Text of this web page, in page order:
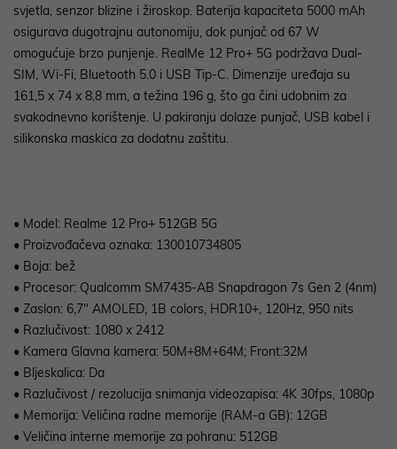
svjetla, senzor blizine i žiroskop. Baterija kapaciteta 5000 mAh
osigurava dugotrajnu autonomiju, dok punjač od 67 W
omogućuje brzo punjenje. RealMe 12 Pro+ 5G podržava Dual-
SIM, Wi-Fi, Bluetooth 5.0 i USB Tip-C. Dimenzije uređaja su
161,5 x 74 x 8,8 mm, a težina 196 g, što ga čini udobnim za
svakodnevno korištenje. U pakiranju dolaze punjač, USB kabel i
silikonska maskica za dodatnu zaštitu.
• Model: Realme 12 Pro+ 512GB 5G
• Proizvođačeva oznaka: 130010734805
• Boja: bež
• Procesor: Qualcomm SM7435-AB Snapdragon 7s Gen 2 (4nm)
• Zaslon: 6,7" AMOLED, 1B colors, HDR10+, 120Hz, 950 nits
• Razlučivost: 1080 x 2412
• Kamera Glavna kamera: 50M+8M+64M; Front:32M
• Bljeskalica: Da
• Razlučivost / rezolucija snimanja videozapisa: 4K 30fps, 1080p
• Memorija: Veličina radne memorije (RAM-a GB): 12GB
• Veličina interne memorije za pohranu: 512GB